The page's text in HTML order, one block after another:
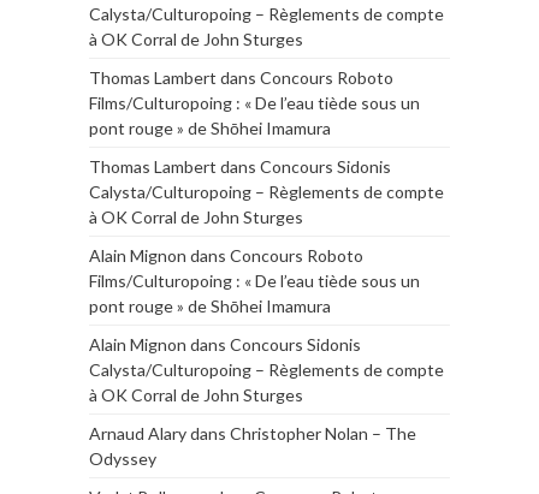
Calysta/Culturopoing – Règlements de compte
à OK Corral de John Sturges
Thomas Lambert dans Concours Roboto
Films/Culturopoing : « De l’eau tiède sous un
pont rouge » de Shōhei Imamura
Thomas Lambert dans Concours Sidonis
Calysta/Culturopoing – Règlements de compte
à OK Corral de John Sturges
Alain Mignon dans Concours Roboto
Films/Culturopoing : « De l’eau tiède sous un
pont rouge » de Shōhei Imamura
Alain Mignon dans Concours Sidonis
Calysta/Culturopoing – Règlements de compte
à OK Corral de John Sturges
Arnaud Alarydans Christopher Nolan – The
Odyssey